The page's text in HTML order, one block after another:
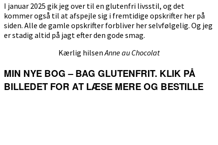
I januar 2025 gik jeg over til en glutenfri livsstil, og det
kommer også til at afspejle sig i fremtidige opskrifter her på
siden. Alle de gamle opskrifter forbliver her selvfølgelig. Og jeg
er stadig altid på jagt efter den gode smag.
Kærlig hilsenAnne au Chocolat
MIN NYE BOG – BAG GLUTENFRIT. KLIK PÅ
BILLEDET FOR AT LÆSE MERE OG BESTILLE